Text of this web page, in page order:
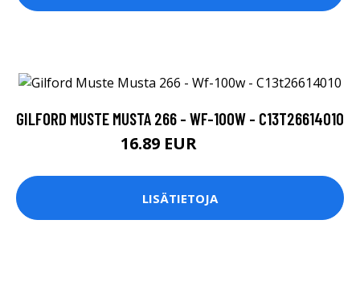
GILFORD MUSTE MUSTA 266 - WF-100W - C13T26614010
16.89 EUR
LISÄTIETOJA